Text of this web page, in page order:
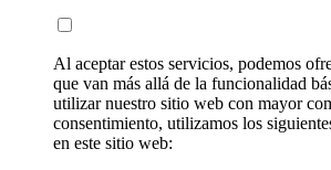
Al aceptar estos servicios, podemos
que van más allá de la funcionalidad
utilizar nuestro sitio web con mayor
consentimiento, utilizamos los
en este sitio web: